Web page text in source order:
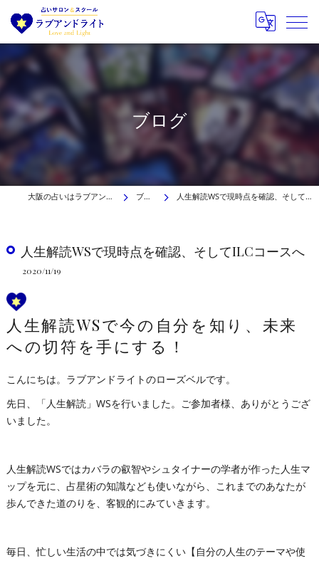
ブログ
大阪の占いはラブアンドライト ブログ 人生解読WSで現時点を確認、そしてILCコースへ
人生解読WSで現時点を確認、そしてILCコースへ
2020/11/19
人生解読WSで今の自分を知り、未来
への切符を手にする！
こんにちは。ラブアンドライトのローズベルです。
先日、「人生解読」WSを行いました。ご参加者様、ありがとうござ
いました。
人生解読WSではカバラの叡智やシュタイナーの学者が作った人生マ
ップを元に、占星術の知識なども使いながら、これまでのあなたが
歩んできた道のりを、客観的にみていきます。
毎日、忙しい生活の中では気づきにくい【自分の人生のテーマや使